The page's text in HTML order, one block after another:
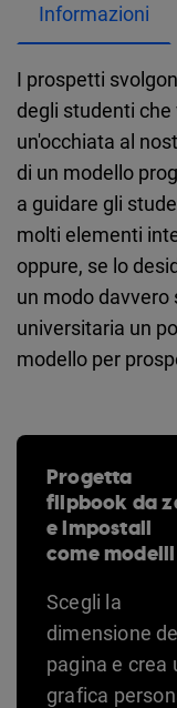
Informazioni
I prospetti
degli studenti
un'occhiata al
di un modello
a guidare gli
molti elementi
oppure, se lo
un modo davvero
universitaria un
modello per
Progetta
flipbook da
e impostali
come modelli
Scegli la
dimensione
pagina e crea
grafica